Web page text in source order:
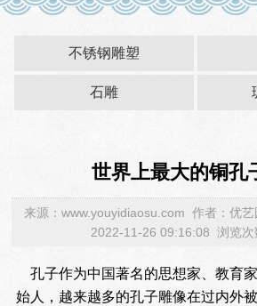
关于
联系
不锈钢雕塑
石雕
世界上最大的铜孔
来源：www.youyidiaosu.com 作者：优艺
2022-11-26 09:16:08 浏览次
孔子作为中国著名的思想家、教育
始人，越来越多的孔子雕像在过内外